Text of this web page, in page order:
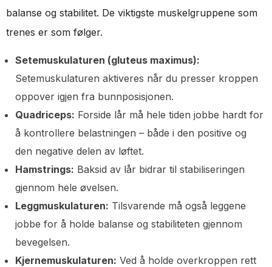
balanse og stabilitet. De viktigste muskelgruppene som
trenes er som følger.
Setemuskulaturen (gluteus maximus):
Setemuskulaturen aktiveres når du presser kroppen
oppover igjen fra bunnposisjonen.
Quadriceps: Forside lår må hele tiden jobbe hardt for
å kontrollere belastningen – både i den positive og
den negative delen av løftet.
Hamstrings: Baksid av lår bidrar til stabiliseringen
gjennom hele øvelsen.
Leggmuskulaturen: Tilsvarende må også leggene
jobbe for å holde balanse og stabiliteten gjennom
bevegelsen.
Kjernemuskulaturen: Ved å holde overkroppen rett